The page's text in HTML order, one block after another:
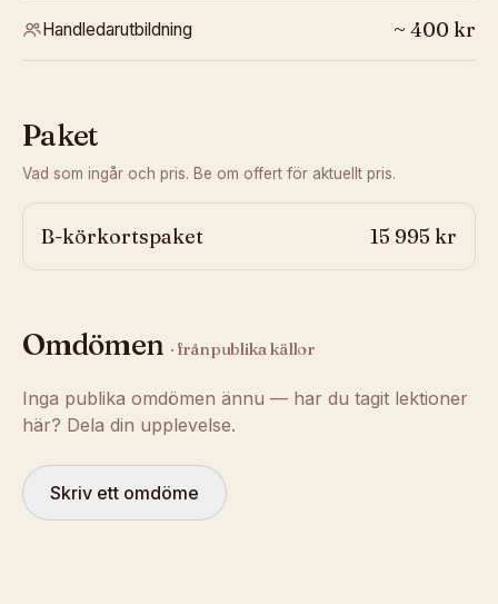
Handledarutbildning ~ 400 kr
Paket
Vad som ingår och pris. Be om offert för aktuellt pris.
B-körkortspaket 15 995 kr
Omdömen · från publika källor
Inga publika omdömen ännu — har du tagit lektioner
här? Dela din upplevelse.
Skriv ett omdöme